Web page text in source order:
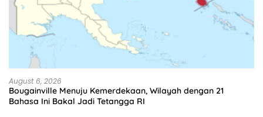
August 6, 2026
Bougainville Menuju Kemerdekaan, Wilayah dengan 21
Bahasa Ini Bakal Jadi Tetangga RI